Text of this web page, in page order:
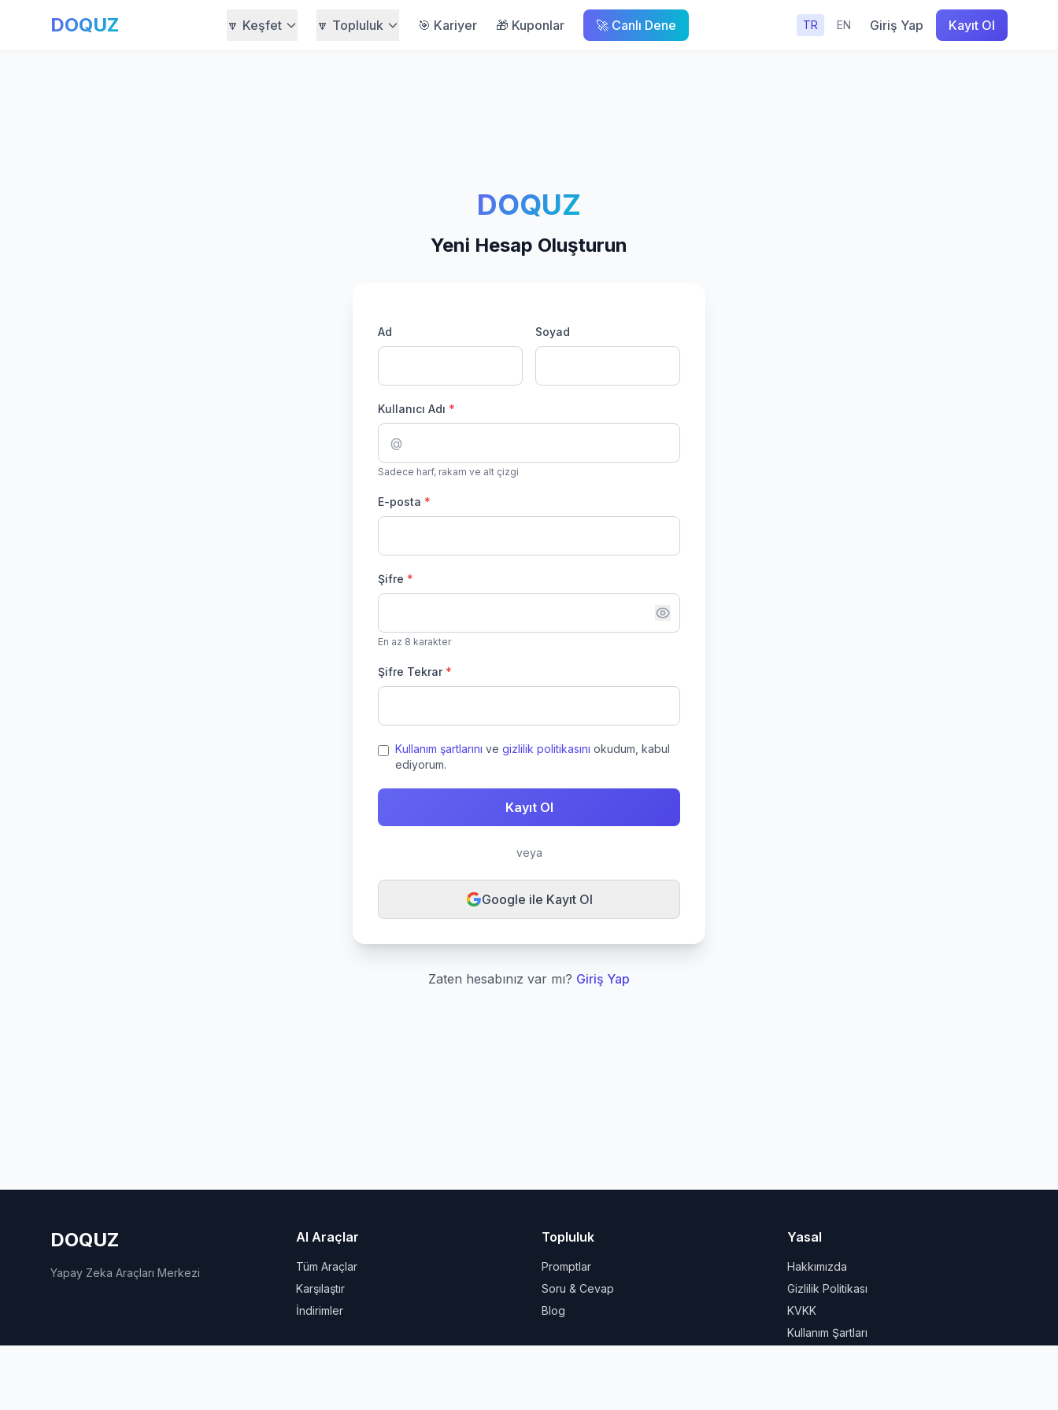
DOQUZ 🔽 Keşfet 🔽 Topluluk 🎯 Kariyer 🎁 Kuponlar 🚀 Canlı Dene TR EN Giriş Yap Kayıt Ol
DOQUZ
Yeni Hesap Oluşturun
Ad Soyad
Kullanıcı Adı *
@
Sadece harf, rakam ve alt çizgi
E-posta *
Şifre *
En az 8 karakter
Şifre Tekrar *
Kullanım şartlarını ve gizlilik politikasını okudum, kabul
ediyorum.
Kayıt Ol
veya
Google ile Kayıt Ol
Zaten hesabınız var mı? Giriş Yap
DOQUZ
Yapay Zeka Araçları Merkezi
AI Araçlar
Tüm Araçlar
Karşılaştır
İndirimler
Topluluk
Promptlar
Soru & Cevap
Blog
Yasal
Hakkımızda
Gizlilik Politikası
KVKK
Kullanım Şartları